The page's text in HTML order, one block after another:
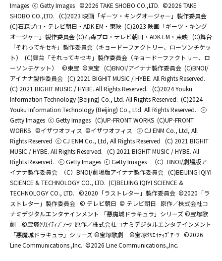
Images ⓒ Getty Images ©2026 TAKE SHOBO CO.,LTD. ©2026 TAKE
SHOBO CO.,LTD. (C)2023 映画「ギーツ・キングオージャー」製作委員会
(C)石森プロ・テレビ朝日・ADK EM・東映 (C)2023 映画「ギーツ・キング
オージャー」製作委員会 (C)石森プロ・テレビ朝日・ADK EM・東映 (C)舞台
「それってキセキ」製作委員会（キョードーファクトリー、ローソンチケッ
ト）
(C)舞台「それってキセキ」製作委員会（キョードーファクトリー、ロ
ーソンチケット）
©東宝 ©東宝 (C)BNOI/アイナナ製作委員会 (C)BNOI/
アイナナ製作委員会 (C) 2021 BIGHIT MUSIC / HYBE. All Rights Reserved.
(C) 2021 BIGHIT MUSIC / HYBE. All Rights Reserved. (C)2024 Youku
Information Technology (Beijing) Co., Ltd. All Rights Reserved. (C)2024
Youku Information Technology (Beijing) Co., Ltd. All Rights Reserved. ⓒ
Getty Images ⓒ Getty Images (C)UP-FRONT WORKS (C)UP-FRONT
WORKS ©イザワオフィス ©イザワオフィス
ⓒ CJ ENM Co., Ltd, All
Rights Reserved ⓒ CJ ENM Co., Ltd, All Rights Reserved (C) 2021 BIGHIT
MUSIC / HYBE. All Rights Reserved. (C) 2021 BIGHIT MUSIC / HYBE. All
Rights Reserved. ⓒ Getty Images ⓒ Getty Images
（C）BNOI/劇場版ア
イナナ製作委員会
（C）BNOI/劇場版アイナナ製作委員会 (C)BEIJING IQIYI
SCIENCE & TECHNOLOGY CO., LTD. (C)BEIJING IQIYI SCIENCE &
TECHNOLOGY CO., LTD. ©2020「ラストレター」製作委員会 ©2020「ラ
ストレター」製作委員会 © テレビ朝日 © テレビ朝日
原作／株式会社コ
ナミデジタルエンタテインメント 「悪魔城ドラキュラ」シリーズ ©宝塚歌
劇 ©宝塚ｸﾘｴｲﾃｨﾌﾞｱｰﾂ 原作／株式会社コナミデジタルエンタテインメント
「悪魔城ドラキュラ」シリーズ ©宝塚歌劇 ©宝塚ｸﾘｴｲﾃｨﾌﾞｱｰﾂ ©2026
Line Communications.,Inc. ©2026 Line Communications.,Inc.